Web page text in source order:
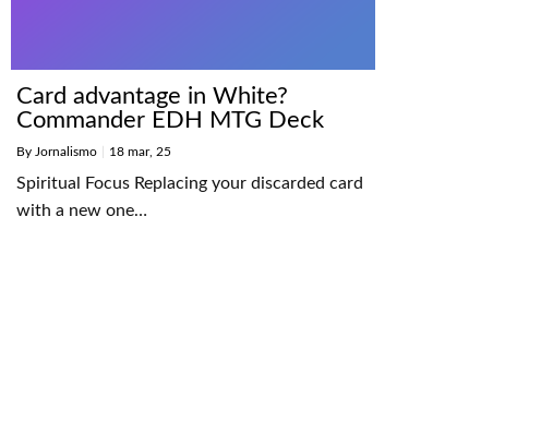
Card advantage in White?
Commander EDH MTG Deck
By Jornalismo 18 mar, 25
Spiritual Focus Replacing your discarded card
with a new one…